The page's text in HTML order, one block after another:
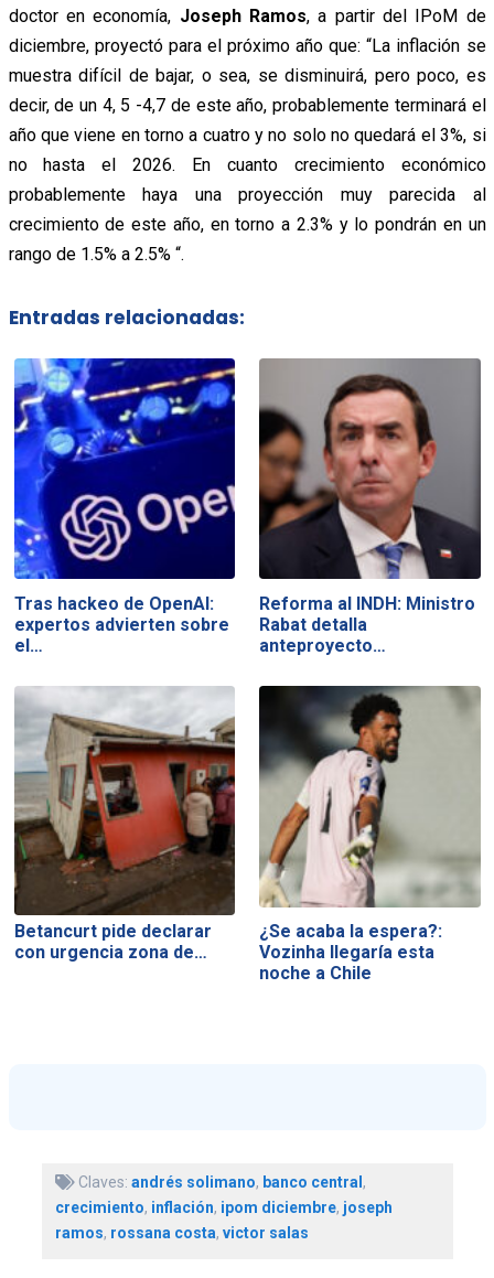
doctor en economía, Joseph Ramos, a partir del IPoM de
diciembre, proyectó para el próximo año que: “La inflación se
muestra difícil de bajar, o sea, se disminuirá, pero poco, es
decir, de un 4, 5 -4,7 de este año, probablemente terminará el
año que viene en torno a cuatro y no solo no quedará el 3%, si
no hasta el 2026. En cuanto crecimiento económico
probablemente haya una proyección muy parecida al
crecimiento de este año, en torno a 2.3% y lo pondrán en un
rango de 1.5% a 2.5% “.
Entradas relacionadas:
Tras hackeo de OpenAI:
expertos advierten sobre
el…
Reforma al INDH: Ministro
Rabat detalla
anteproyecto…
Betancurt pide declarar
con urgencia zona de…
¿Se acaba la espera?:
Vozinha llegaría esta
noche a Chile
Claves: andrés solimano, banco central,
crecimiento, inflación, ipom diciembre, joseph
ramos, rossana costa, victor salas